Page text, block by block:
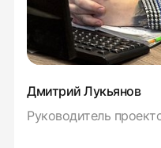
Дмитрий Лукьянов
Руководитель